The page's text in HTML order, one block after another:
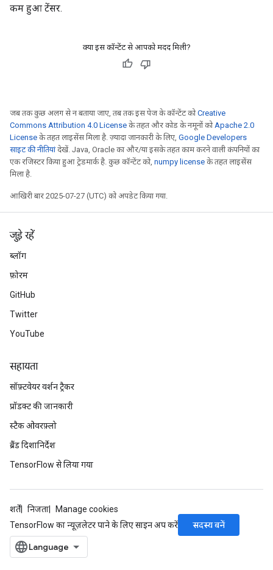
कम हुआ टेंसर.
क्या इस कॉन्टेंट से आपको मदद मिली?
जब तक कुछ अलग से न बताया जाए, तब तक इस पेज के कॉन्टेंट कोCreative
Commons Attribution 4.0 License के तहत और कोड के नमूनों कोApache 2.0
License के तहत लाइसेंस मिला है. ज़्यादा जानकारी के लिए, Google Developers
साइट की नीतियांदेखें. Java, Oracle का और/या इसके तहत काम करने वाली कंपनियों का
एक रजिस्टर किया हुआ ट्रेडमार्क है. कुछ कॉन्टेंट को, numpy license के तहत लाइसेंस
मिला है.
आखिरी बार 2025-07-27 (UTC) को अपडेट किया गया.
जुड़े रहें
ब्लॉग
फ़ोरम
GitHub
Twitter
YouTube
सहायता
सॉफ़्टवेयर वर्शन ट्रैकर
प्रॉडक्ट की जानकारी
स्टैक ओवरफ़्लो
ब्रैंड दिशानिर्देश
TensorFlow से लिया गया
शर्तें निजता
Manage cookies
TensorFlow का न्यूज़लेटर पाने के लिए साइन अप करें
सदस्य बनें